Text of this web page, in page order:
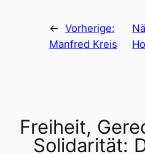
← Vorherige:
Manfred Kreis
Freiheit,
Solidarität: